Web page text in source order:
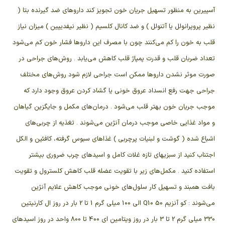
آسپیرین به منظور تسهیل جریان خون تجویز کند داروهای ضد گیرنده بتا (
نظیر پروپرانولل یا آتنولل ) و ضد کانال کلسیم ( نظیر نیفدیپین ) میزان نیاز
قلب به خون را کم می‌کنند چون با مصرف این داروها فشار خون کم می‌شود
تعداد ضربان قلب و قدرت پمپاژ قلب کاهش می‌یابد . روش‌های جراحی در
صورت موثر نشدن داروها ممکن است جراحی لازم شود روش‌های مختلف
جراحی جهت رفع انسداد عروق خونی یا گشاد کردن عروق وجود دارد که
موجب جریان خون بهتر قلب می‌شود . درمان‌های مکمل و جایگزین گیاهان
و مواد غذایی خاصی موجب درمان آنژین می‌شوند . تغذیه از چربی‌های
اشباع شده ( گوشت و لبنیات پرچربی ) غذاهای سبوس گرفته، کافئین و الکل
اجتناب کنید از سبزیهای تازه غلات کامل و اسیدهای چرب ضروری بیشتر
استفاده کنید . مکمل‌های زیر با تقویت عضله قلب کاهش کلسترول و تقویت
بافت همبند و تسهیل کار سلول‌های خونی موجب کاهش علایم آنژین
می‌شوند : کو آنزیم Q10 50 الی 100 میلی گرم 1 تا 2 بار در روز ال کارنیتین
330 میلی گرم 2 تا 3 بار در روز ویتامین ای 400 تا 800 واحد در روز اسیدهای